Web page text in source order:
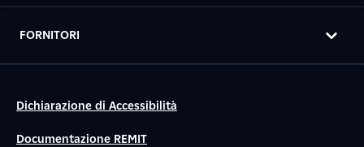
FORNITORI
Dichiarazione di Accessibilità
Documentazione REMIT